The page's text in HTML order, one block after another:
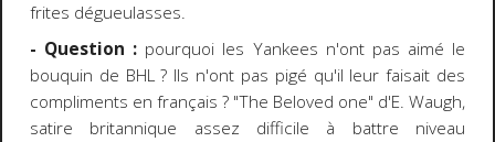
frites dégueulasses.
- Question : pourquoi les Yankees n'ont pas aimé le
bouquin de BHL ? Ils n'ont pas pigé qu'il leur faisait des
compliments en français ? "The Beloved one" d'E. Waugh,
satire britannique assez difficile à battre niveau